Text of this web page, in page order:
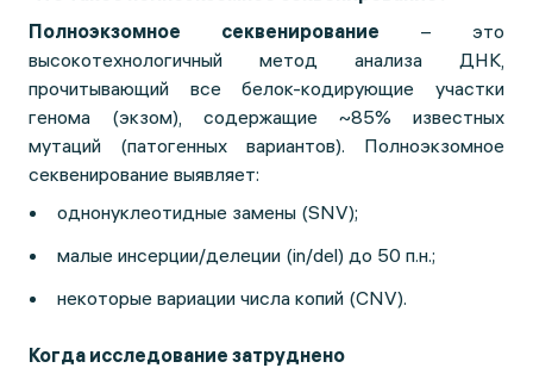
Полноэкзомное секвенирование – это
высокотехнологичный метод анализа ДНК,
прочитывающий все белок-кодирующие участки
генома (экзом), содержащие ~85% известных
мутаций (патогенных вариантов). Полноэкзомное
секвенирование выявляет:
однонуклеотидные замены (SNV);
малые инсерции/делеции (in/del) до 50 п.н.;
некоторые вариации числа копий (CNV).
Когда исследование затруднено